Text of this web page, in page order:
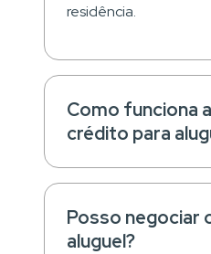
residência.
Como funciona
crédito para
Posso negociar
aluguel?